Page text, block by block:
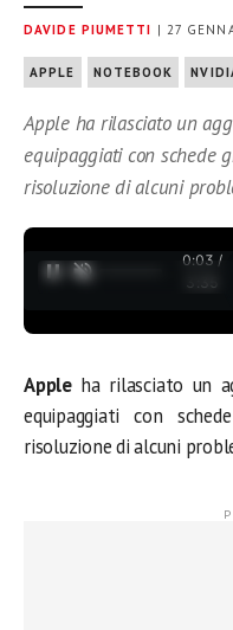
DAVIDE PIUMETTI | 27
APPLE NOTEBOOK
Apple ha rilasciato un
equipaggiati con schede
risoluzione di alcuni
0:03 /
3:35
Apple ha rilasciato un
equipaggiati con
risoluzione di alcuni